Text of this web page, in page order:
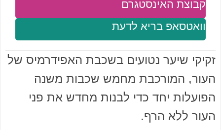
וואטסאפ בריא לדעת
קבוצת האינסטגרם
זקיקי שיער נטועים בשכבת האפידרמיס של
העור, המורכבת מחמש שכבות משנה
הפועלות יחד כדי לבנות מחדש את פני
העור ללא הרף.